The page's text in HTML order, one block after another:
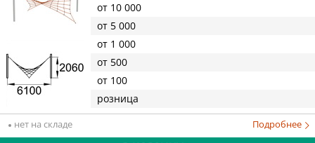
от 10 000
от 5 000
от 1 000
от 500
от 100
розница
нет на складе Подробнее